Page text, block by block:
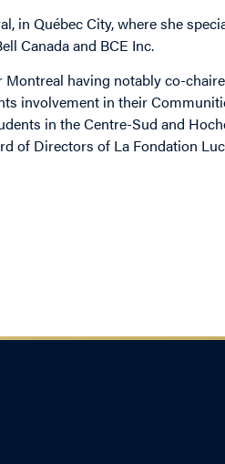
in Québec City, where she
Canada and BCE Inc.
having notably co-
involvement in their
in the Centre-Sud and
of Directors of La Fondation